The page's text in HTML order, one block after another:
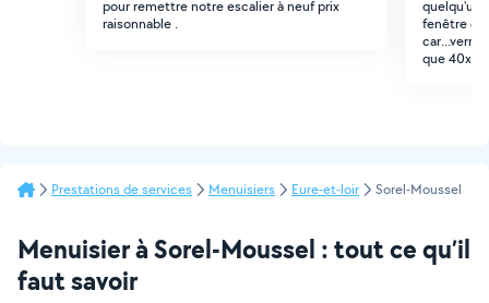
pour remettre notre escalier à neuf prix
raisonnable .
quelqu'un
fenêtre
car...verre
que
Prestations de services Menuisiers Eure-et-loir Sorel-Moussel
Menuisier à Sorel-Moussel : tout ce qu’il
faut savoir